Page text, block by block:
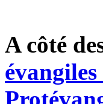
A côté